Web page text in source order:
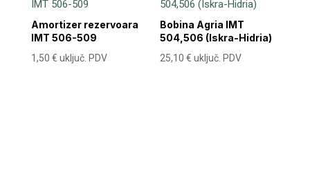
Amortizer rezervoara
IMT 506-509
1,50 € uključ. PDV
Bobina Agria IMT
504,506 (Iskra-Hidria)
25,10€ uključ. PDV